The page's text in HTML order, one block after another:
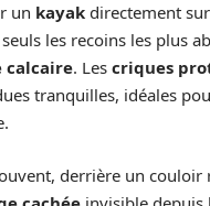
un kayak directement
les recoins les plus
calcaire. Les criques
tranquilles, idéales
derrière un couloir